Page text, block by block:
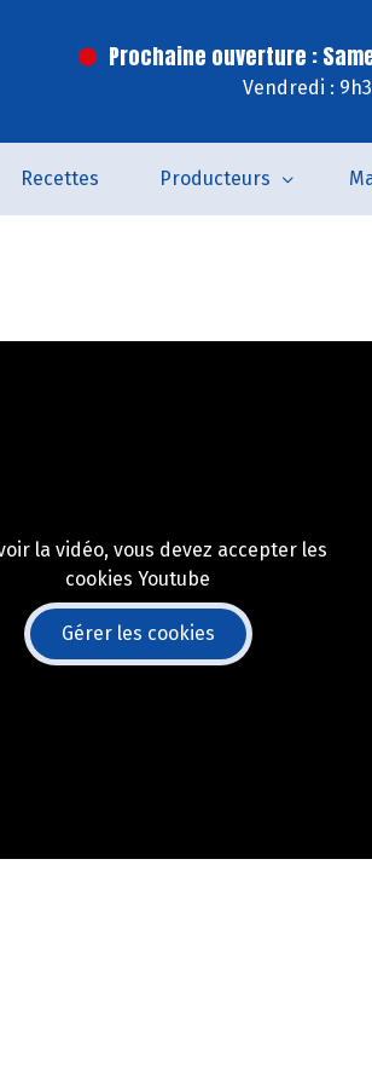
Prochaine ouverture :
Vendredi :
Recettes Producteurs
la vidéo, vous devez accepter les
cookies Youtube
Gérer les cookies